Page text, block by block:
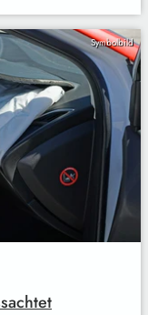
Symbolbild